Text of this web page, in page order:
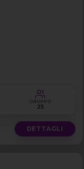
GRUPPO
25
DETTAGLI